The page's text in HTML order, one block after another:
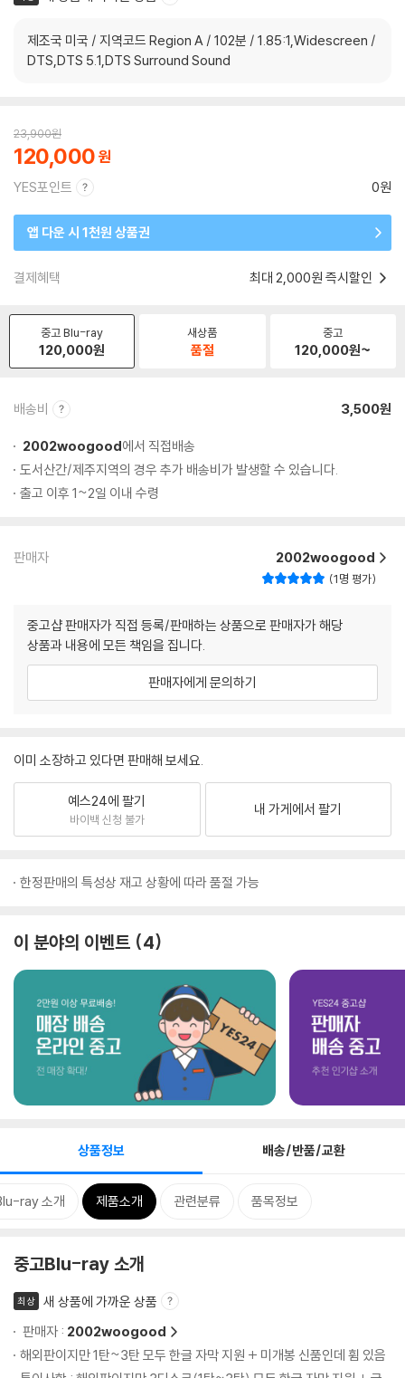
제조국 미국 / 지역코드 Region A / 102분 / 1.85:1,Widescreen /
DTS,DTS 5.1,DTS Surround Sound
23,900원
120,000
YES포인트 0원
앱 다운 시 1천원 상품권
결제혜택 최대 2,000원 즉시할인
중고 Blu-ray
120,000원
새상품
품절
중고
120,000원~
배송비 3,500원
2002woogood에서 직접배송
도서산간/제주지역의 경우 추가 배송비가 발생할 수 있습니다.
출고 이후 1~2일 이내 수령
판매자 2002woogood
1명 평가
중고샵 판매자가 직접 등록/판매하는 상품으로 판매자가 해당
상품과 내용에 모든 책임을 집니다.
판매자에게 문의하기
이미 소장하고 있다면 판매해 보세요.
예스24에 팔기
바이백 신청 불가
내 가게에서 팔기
한정판매의 특성상 재고 상황에 따라 품절 가능
이 분야의 이벤트 4
상품정보 배송/반품/교환
ray 소개 제품소개 관련분류 품목정보
중고Blu-ray 소개
최상
새 상품에 가까운 상품
판매자 : 2002woogood
해외판이지만 1탄~3탄 모두 한글 자막 지원 + 미개봉 신품인데 휨 있음